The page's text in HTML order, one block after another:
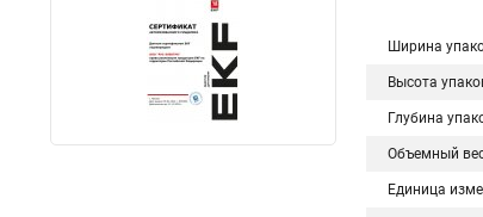
Ширина
Высота
Глубина
Объемный
Единица